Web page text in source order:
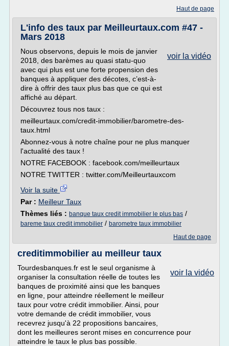
Haut de page
L'info des taux par Meilleurtaux.com #47 -
Mars 2018
voir la vidéo
Nous observons, depuis le mois de janvier
2018, des barèmes au quasi statu-quo
avec qui plus est une forte propension des
banques à appliquer des décotes, c’est-à-
dire à offrir des taux plus bas que ce qui est
affiché au départ.
Découvrez tous nos taux :
meilleurtaux.com/credit-immobilier/barometre-des-
taux.html
Abonnez-vous à notre chaîne pour ne plus manquer
l'actualité des taux !
NOTRE FACEBOOK : facebook.com/meilleurtaux
NOTRE TWITTER : twitter.com/Meilleurtauxcom
Voir la suite
Par : Meilleur Taux
Thèmes liés : banque taux credit immobilier le plus bas /
bareme taux credit immobilier / barometre taux immobilier
Haut de page
creditimmobilier au meilleur taux
voir la vidéo
Tourdesbanques.fr est le seul organisme à
organiser la consultation réelle de toutes les
banques de proximité ainsi que les banques
en ligne, pour atteindre réellement le meilleur
taux pour votre crédit immobilier. Ainsi, pour
votre demande de crédit immobilier, vous
recevrez jusqu'à 22 propositions bancaires,
dont les meilleures seront mises en concurrence pour
atteindre le taux le plus bas possible.